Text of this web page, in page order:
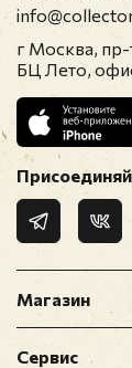
Магазин
Сервис
г Москва,
БЦ Лето,